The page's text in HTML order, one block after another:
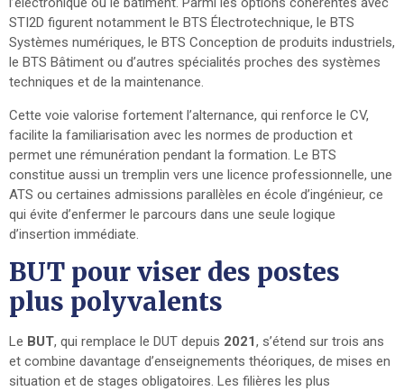
STI2D figurent notamment le BTS Électrotechnique, le BTS
Systèmes numériques, le BTS Conception de produits industriels,
le BTS Bâtiment ou d’autres spécialités proches des systèmes
techniques et de la maintenance.
Cette voie valorise fortement l’alternance, qui renforce le CV,
facilite la familiarisation avec les normes de production et
permet une rémunération pendant la formation. Le BTS
constitue aussi un tremplin vers une licence professionnelle, une
ATS ou certaines admissions parallèles en école d’ingénieur, ce
qui évite d’enfermer le parcours dans une seule logique
d’insertion immédiate.
BUT pour viser des postes
plus polyvalents
Le BUT, qui remplace le DUT depuis 2021, s’étend sur trois ans
et combine davantage d’enseignements théoriques, de mises en
situation et de stages obligatoires. Les filières les plus